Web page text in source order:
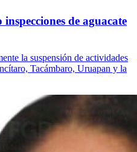
de aguacate
la suspensión de actividades
Tacámbaro, Uruapan y la